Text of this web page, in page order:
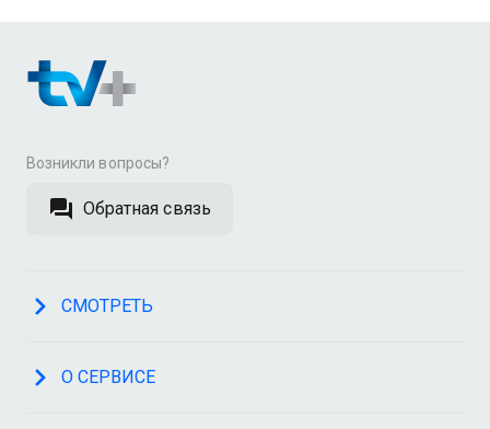
Возникли вопросы?
Обратная связь
СМОТРЕТЬ
О СЕРВИСЕ